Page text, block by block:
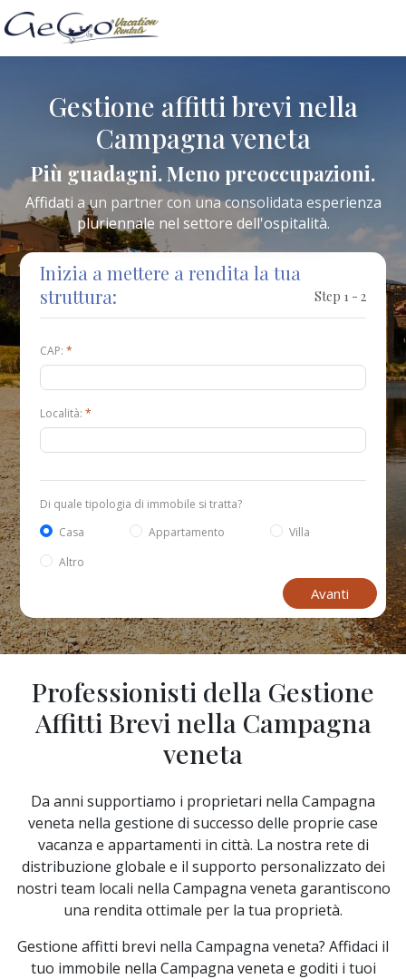
Gestione affitti brevi nella
Campagna veneta
Più guadagni. Meno preoccupazioni.
Affidati a un partner con una consolidata esperienza
pluriennale nel settore dell'ospitalità.
Inizia a mettere a rendita la tua
struttura:
Step 1 - 2
CAP:*
Località:*
Di quale tipologia di immobile si tratta?
Casa
Appartamento
Villa
Altro
Avanti
Professionisti della Gestione
Affitti Brevi nella Campagna
veneta
Da anni supportiamo i proprietari nella Campagna
veneta nella gestione di successo delle proprie case
vacanza e appartamenti in città. La nostra rete di
distribuzione globale e il supporto personalizzato dei
nostri team locali nella Campagna veneta garantiscono
una rendita ottimale per la tua proprietà.
Gestione affitti brevi nella Campagna veneta? Affidaci il
tuo immobile nella Campagna veneta e goditi i tuoi